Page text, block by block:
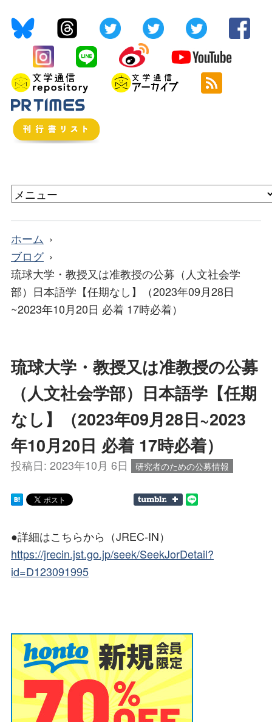
ホーム
ブログ
琉球大学・教授又は准教授の公募（人文社会学
部）日本語学【任期なし】（2023年09月28日
~2023年10月20日 必着 17時必着）
琉球大学・教授又は准教授の公募
（人文社会学部）日本語学【任期
なし】（2023年09月28日~2023
年10月20日 必着 17時必着）
投稿日: 2023年10月 6日 研究者のための公募情報
●詳細はこちらから（JREC-IN）
https://jrecin.jst.go.jp/seek/SeekJorDetail?
id=D123091995